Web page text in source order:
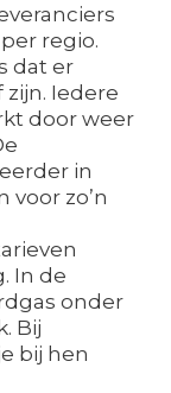
regio.
dat er
Iedere
door weer
in
voor zo’n
In de
onder
Bij
bij hen